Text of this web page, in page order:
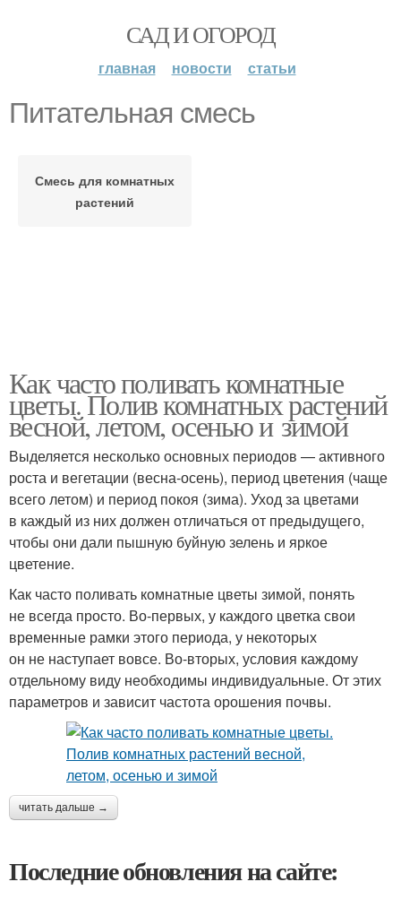
САД И ОГОРОД
главная новости статьи
Питательная смесь
Смесь для комнатных
растений
Как часто поливать комнатные
цветы. Полив комнатных растений
весной, летом, осенью и зимой
Выделяется несколько основных периодов — активного
роста и вегетации (весна-осень), период цветения (чаще
всего летом) и период покоя (зима). Уход за цветами
в каждый из них должен отличаться от предыдущего,
чтобы они дали пышную буйную зелень и яркое
цветение.
Как часто поливать комнатные цветы зимой, понять
не всегда просто. Во-первых, у каждого цветка свои
временные рамки этого периода, у некоторых
он не наступает вовсе. Во-вторых, условия каждому
отдельному виду необходимы индивидуальные. От этих
параметров и зависит частота орошения почвы.
читать дальше →
Последние обновления на сайте: